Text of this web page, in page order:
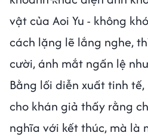
vật của Aoi Yu - không
cách lặng lẽ lắng nghe,
cười, ánh mắt ngấn lệ
Bằng lối diễn xuất tinh
cho khán giả thấy rằng
nghĩa với kết thúc, mà là